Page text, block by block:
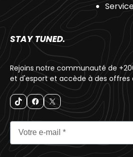
STAY TUNED.
Rejoins notre communauté de
et d'esport et accède à des offres